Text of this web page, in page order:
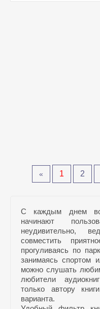
« 1 2
С каждым днем
начинают
неудивительно,
совместить
прогуливаясь по
занимаясь спортом
можно слушать
любители
только автору
варианта.